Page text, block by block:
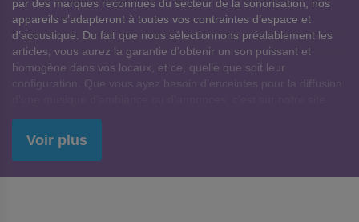
par des marques reconnues du secteur de la sonorisation, nos
appareils s’adapteront à toutes vos contraintes d’espace et
d’acoustique. Du fait que nous sélectionnons préalablement les
articles, vous aurez la garantie d’obtenir un son puissant et
homogène dans vos locaux, et ce, quelle que soit leur
configuration. Que vous ayez besoin d’enceintes pour la diffusion
Faites confiance à Manutan Collectivités pour votre haut-
parleur mural et de plafond
Voir plus